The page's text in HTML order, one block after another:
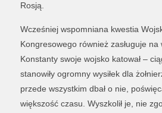
Rosją.
Wcześniej wspomniana kwestia
Kongresowego również zasługuje na
Konstanty swoje wojsko katował –
stanowiły ogromny wysiłek dla
przede wszystkim dbał o nie,
większość czasu. Wyszkolił je, nie